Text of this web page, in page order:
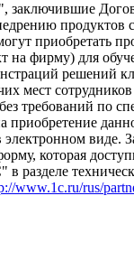
продуктов
приобретать
на фирму) для
решений
мест
требований по
приобретение
виде.
которая
разделе
www.1c.ru/rus/